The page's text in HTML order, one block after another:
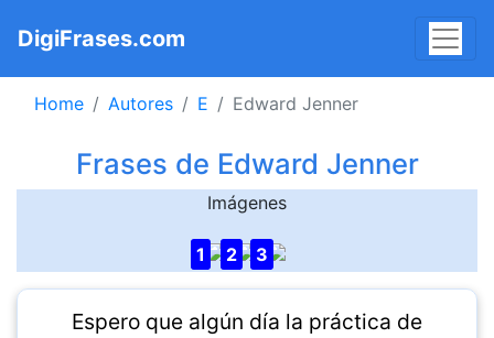
DigiFrases.com
Home Autores E Edward Jenner
Frases de Edward Jenner
Imágenes
1 2 3
Espero que algún día la práctica de